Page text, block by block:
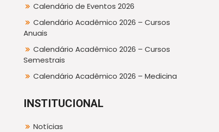
Calendário de Eventos 2026
Calendário Acadêmico 2026 – Cursos
Anuais
Calendário Acadêmico 2026 – Cursos
Semestrais
Calendário Acadêmico 2026 – Medicina
INSTITUCIONAL
Notícias